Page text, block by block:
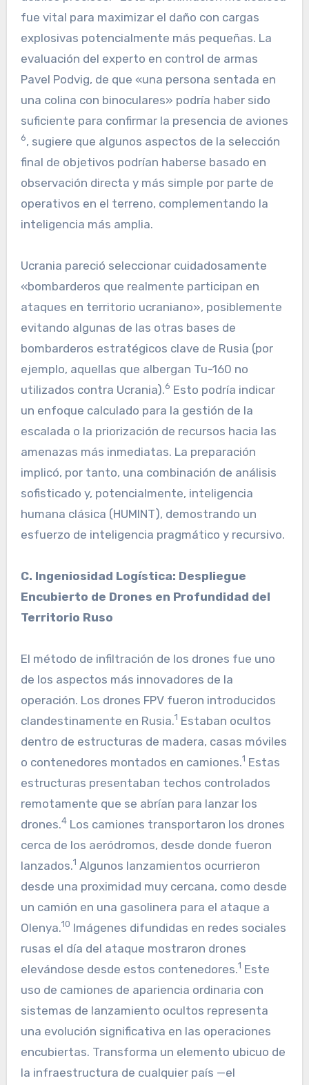
fue vital para maximizar el daño con cargas
explosivas potencialmente más pequeñas. La
evaluación del experto en control de armas
Pavel Podvig, de que «una persona sentada en
una colina con binoculares» podría haber sido
suficiente para confirmar la presencia de aviones
6, sugiere que algunos aspectos de la selección
final de objetivos podrían haberse basado en
observación directa y más simple por parte de
operativos en el terreno, complementando la
inteligencia más amplia.
Ucrania pareció seleccionar cuidadosamente
«bombarderos que realmente participan en
ataques en territorio ucraniano», posiblemente
evitando algunas de las otras bases de
bombarderos estratégicos clave de Rusia (por
ejemplo, aquellas que albergan Tu-160 no
utilizados contra Ucrania).6 Esto podría indicar
un enfoque calculado para la gestión de la
escalada o la priorización de recursos hacia las
amenazas más inmediatas. La preparación
implicó, por tanto, una combinación de análisis
sofisticado y, potencialmente, inteligencia
humana clásica (HUMINT), demostrando un
esfuerzo de inteligencia pragmático y recursivo.
C. Ingeniosidad Logística: Despliegue
Encubierto de Drones en Profundidad del
Territorio Ruso
El método de infiltración de los drones fue uno
de los aspectos más innovadores de la
operación. Los drones FPV fueron introducidos
clandestinamente en Rusia.1 Estaban ocultos
dentro de estructuras de madera, casas móviles
o contenedores montados en camiones.1 Estas
estructuras presentaban techos controlados
remotamente que se abrían para lanzar los
drones.4Los camiones transportaron los drones
cerca de los aeródromos, desde donde fueron
lanzados.1 Algunos lanzamientos ocurrieron
desde una proximidad muy cercana, como desde
un camión en una gasolinera para el ataque a
Olenya.10 Imágenes difundidas en redes sociales
rusas el día del ataque mostraron drones
elevándose desde estos contenedores.1 Este
uso de camiones de apariencia ordinaria con
sistemas de lanzamiento ocultos representa
una evolución significativa en las operaciones
encubiertas. Transforma un elemento ubicuo de
la infraestructura de cualquier país —el